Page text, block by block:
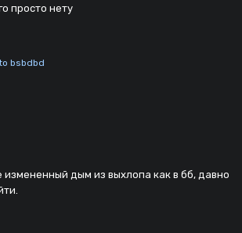
просто нету
bsbdbd
измененный дым из выхлопа как в бб, давно